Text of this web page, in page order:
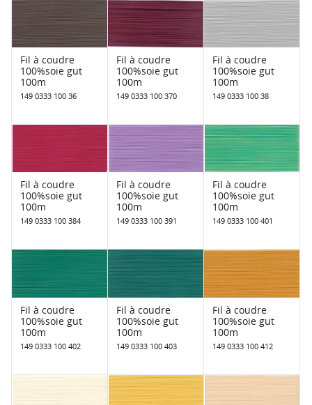
Fil à coudre
100%soie gut
100m
149 0333 100 36
Fil à coudre
100%soie gut
100m
149 0333 100 370
Fil à coudre
100%soie gut
100m
149 0333 100 38
Fil à coudre
100%soie gut
100m
149 0333 100 384
Fil à coudre
100%soie gut
100m
149 0333 100 391
Fil à coudre
100%soie gut
100m
149 0333 100 401
Fil à coudre
100%soie gut
100m
149 0333 100 402
Fil à coudre
100%soie gut
100m
149 0333 100 403
Fil à coudre
100%soie gut
100m
149 0333 100 412